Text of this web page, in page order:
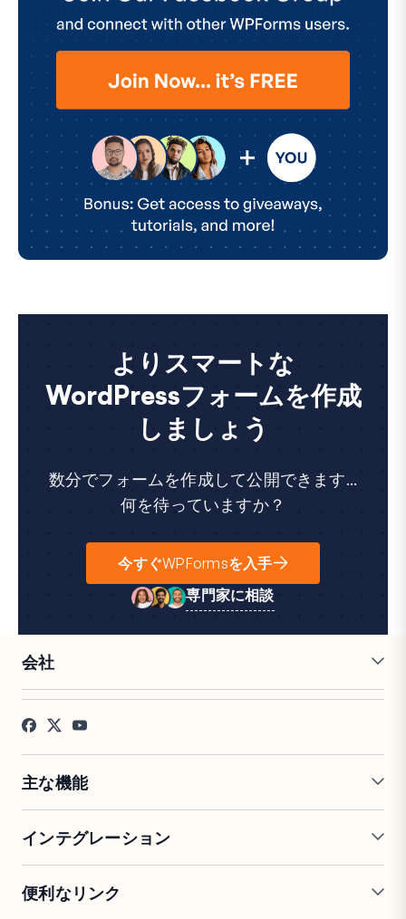
よりスマートな
WordPressフォームを作成
しましょう
数分でフォームを作成して公開できます...
何を待っていますか？
今すぐWPFormsを入手
専門家に相談
会社
採用情報
お客様の声
プレス
アフィリエイト
主な機能
条件付きロジック
会話型フォーム
フォームランディングページ
PDF生成
インテグレーション
Google Sheets
便利なリンク